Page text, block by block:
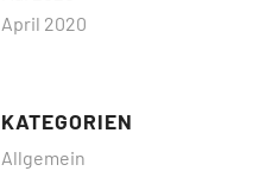
April 2020
KATEGORIEN
Allgemein